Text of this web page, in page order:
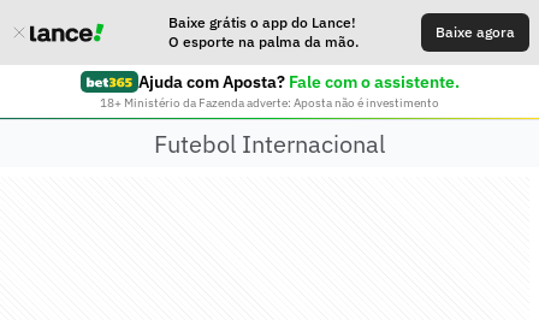
Baixe grátis o app do Lance!
O esporte na palma da mão.
Baixe agora
Ajuda com Aposta? Fale com o assistente.
18+ Ministério da Fazenda adverte: Aposta não é investimento
Futebol Internacional